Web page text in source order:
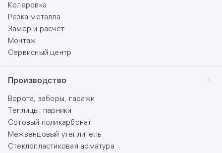
Колеровка
Резка металла
Замер и расчет
Монтаж
Сервисный центр
Производство
Ворота, заборы, гаражи
Теплицы, парники
Сотовый поликарбонат
Межвенцовый утеплитель
Стеклопластиковая арматура